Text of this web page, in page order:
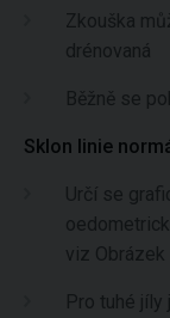
Zkouška
drénovaná
Běžně se
Sklon linie
Určí se
viz Obrázek
Pro tuhé jíly